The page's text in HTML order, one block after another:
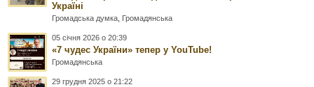
Україні
Громадська думка Громадянська
05 січня 2026 о 20:39
«7 чудес України» тепер у YouTube!
Громадянська
29 грудня 2025 о 21:22